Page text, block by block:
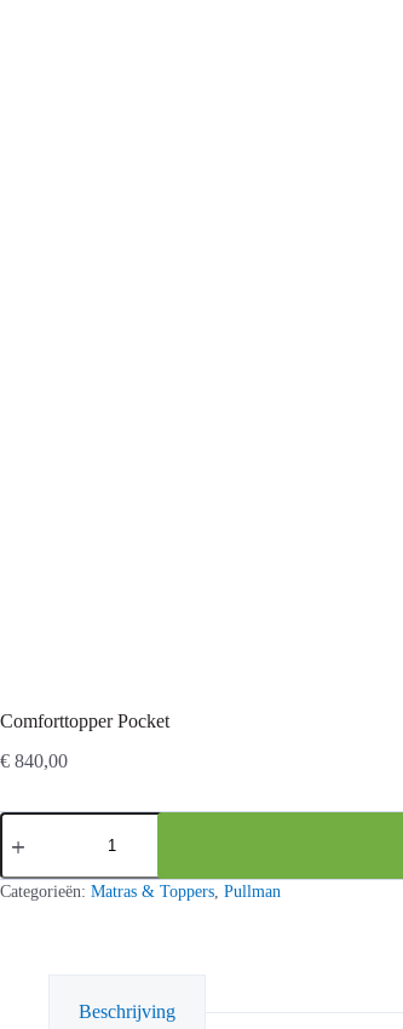
Comforttopper Pocket
€ 840,00
Comforttopper
Pocket
Categorieën: Matras & Toppers, Pullman
Beschrijving